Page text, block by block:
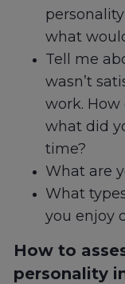
what
Tell me
wasn’t
work. How
what did
time?
What are
What
you enjoy
How to
personality